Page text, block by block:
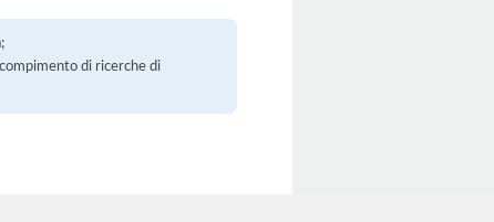
di ricerche di